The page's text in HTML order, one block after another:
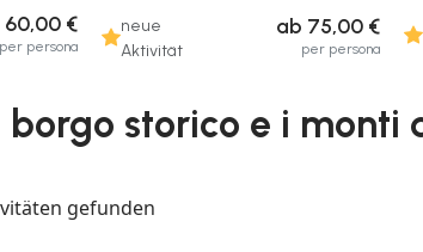
60,00 €
per persona
neue
Aktivität
ab 75,00 €
per persona
storico e i monti
gefunden